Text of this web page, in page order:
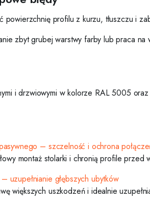
powierzchnię profilu z kurzu, tłuszczu i
zbyt grubej warstwy farby lub praca
i drzwiowymi w kolorze RAL 5005
– szczelność i ochrona
montaż stolarki i chronią profile przed
uzupełnianie głębszych ubytków
większych uszkodzeń i idealnie